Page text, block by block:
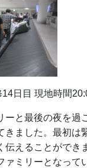
日目 現地時間
ーと最後の夜を過
きました。最初は
伝えることができ
ァミリーとなって